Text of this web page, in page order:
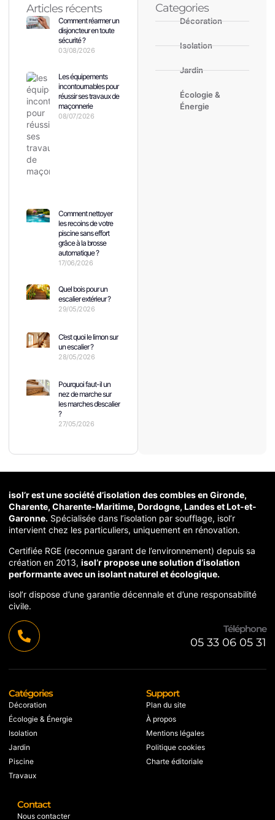
Articles récents
Comment réarmer un
disjoncteur en toute
sécurité ?
03/08/2026
Les équipements
incontournables pour
réussir ses travaux de
maçonnerie
08/07/2026
Comment nettoyer
les recoins de votre
piscine sans effort
grâce à la brosse
automatique ?
17/06/2026
Quel bois pour un
escalier extérieur ?
29/05/2026
C’est quoi le limon sur
un escalier ?
28/05/2026
Pourquoi faut-il un
nez de marche sur
les marches d’escalier
?
27/05/2026
Categories
Décoration
Isolation
Jardin
Écologie &
Énergie
isol’r est une société d’isolation des combles en Gironde,
Charente, Charente-Maritime, Dordogne, Landes et Lot-et-
Garonne. Spécialisée dans l’isolation par soufflage, isol’r
intervient chez les particuliers, uniquement en rénovation.
Certifiée RGE (reconnue garant de l’environnement) depuis sa
création en 2013, isol’r propose une solution d’isolation
performante avec un isolant naturel et écologique.
isol’r dispose d’une garantie décennale et d’une responsabilité
civile.
Téléphone
05 33 06 05 31
Catégories
Décoration
Écologie & Énergie
Isolation
Jardin
Piscine
Travaux
Support
Plan du site
À propos
Mentions légales
Politique cookies
Charte éditoriale
Contact
Nous contacter